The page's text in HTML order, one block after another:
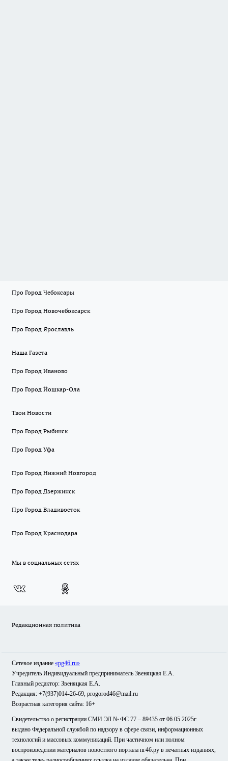
Про Город Чебоксары
Про Город Новочебоксарск
Про Город Ярославль
Наша Газета
Про Город Иваново
Про Город Йошкар-Ола
Твои Новости
Про Город Рыбинск
Про Город Уфа
Про Город Нижний Новгород
Про Город Дзержинск
Про Город Владивосток
Про Город Краснодара
Мы в социальных сетях
Редакционная политика
Сетевое издание «pg46.ru»
Учредитель Индивидуальный предприниматель Звеняцкая Е.А.
Главный редактор: Звеняцкая Е.А.
Редакция: +7(937)014-26-69, progorod46@mail.ru
Возрастная категория сайта: 16+
Свидетельство о регистрации СМИ ЭЛ № ФС 77 – 89435 от 06.05.2025г.
выдано Федеральной службой по надзору в сфере связи, информационных
технологий и массовых коммуникаций. При частичном или полном
воспроизведении материалов новостного портала пг46.ру в печатных изданиях,